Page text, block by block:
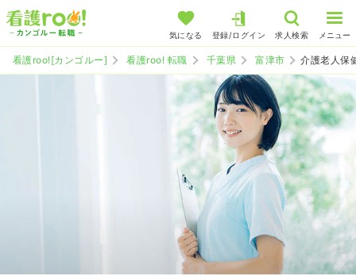
気になる 登録/ログイン 求人検索 メニュー
看護roo![カンゴルー] 看護roo! 転職 千葉県 富津市 介護老人保